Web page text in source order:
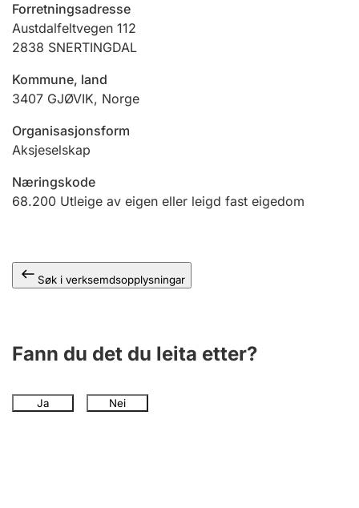
Jeger
Ektepaktrettleiaren
Andre tema
Forretningsadresse
Austdalfeltvegen 112
2838 SNERTINGDAL
Kommune, land
3407 GJØVIK, Norge
Organisasjonsform
Aksjeselskap
Næringskode
68.200 Utleige av eigen eller leigd fast eigedom
Søk i verksemdsopplysningar
Fann du det du leita etter?
Ja Nei